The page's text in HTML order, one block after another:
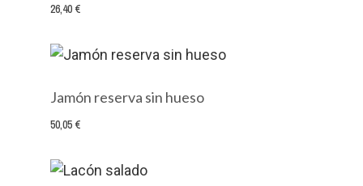
26,40 €
Jamón reserva sin hueso
50,05 €